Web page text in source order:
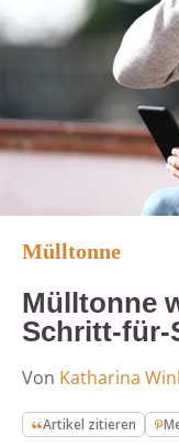
Mülltonne
Mülltonne
Schritt-für-
Von Katharina
Artikel zitieren